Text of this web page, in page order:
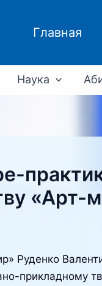
Главная
Наука
«Арт-
Руденко
прикладному